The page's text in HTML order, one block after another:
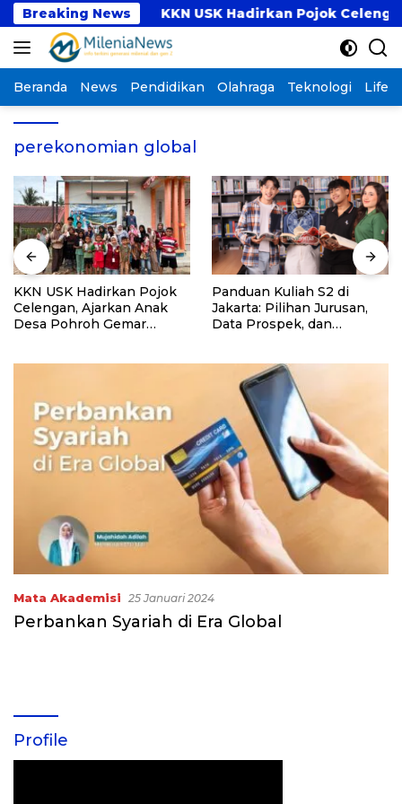
Langsung
ke
konten
Breaking News
PKM KKN USK Hadirkan Pojok Celengan,
Beranda News Pendidikan Olahraga Teknologi
perekonomian global
KKN USK Hadirkan Pojok
Celengan, Ajarkan Anak
Desa Pohroh Gemar
Panduan Kuliah S2 di
Jakarta: Pilihan Jurusan,
Data Prospek, dan
Mata Akademisi 25 Januari 2024
Perbankan Syariah di Era Global
Profile